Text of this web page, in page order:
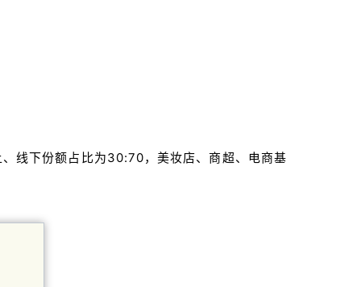
、线下份额占比为30:70，美妆店、商超、电商基